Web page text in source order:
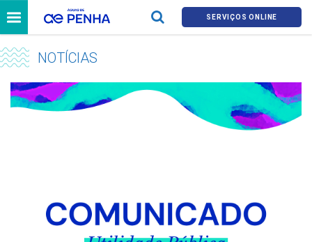
SERVIÇOS ONLINE
NOTÍCIAS